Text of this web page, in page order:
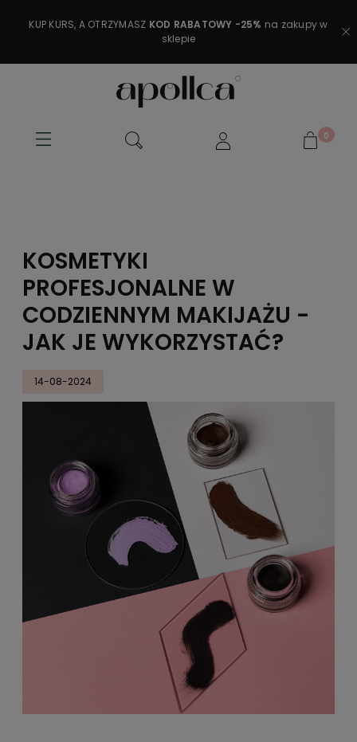
KUP KURS, A OTRZYMASZ KOD RABATOWY -25% na zakupy w
sklepie
KOSMETYKI
PROFESJONALNE W
CODZIENNYM MAKIJAŻU -
JAK JE WYKORZYSTAĆ?
14-08-2024